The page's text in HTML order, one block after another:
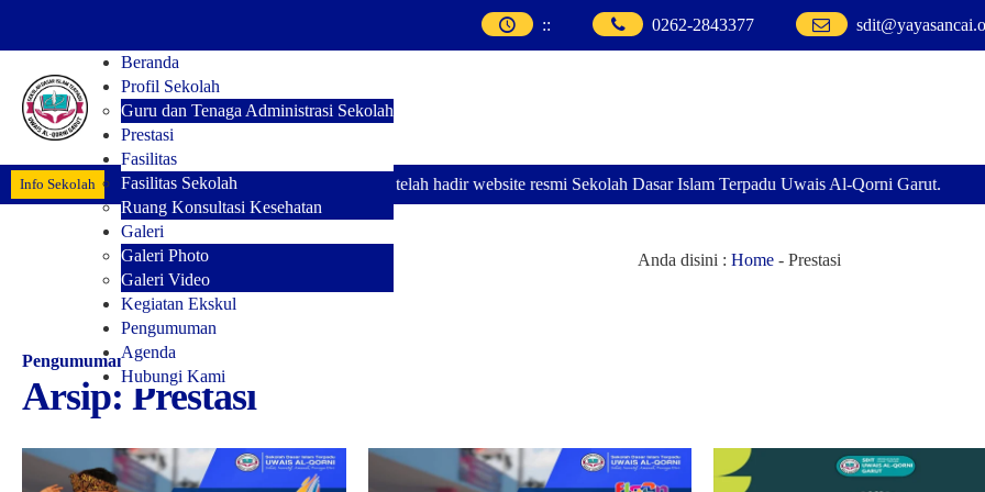
:: 0262-2843377
Beranda
Profil Sekolah
Guru dan Tenaga Administrasi Sekolah
Prestasi
Fasilitas
Fasilitas Sekolah
Ruang Konsultasi Kesehatan
Galeri
Galeri Photo
Galeri Video
Kegiatan Ekskul
Pengumuman
Agenda
Hubungi Kami
Info Sekolah Alhamdulillah telah hadir website resmi Sekolah Dasar Islam Terpadu Uwais Al-Qorni Garut.
Anda disini : Home- Prestasi
Pengumuman
Arsip:Prestasi